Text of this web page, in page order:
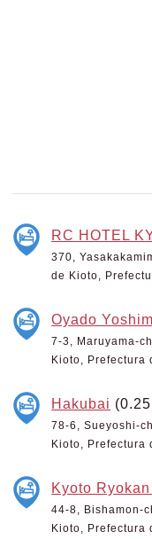
RC HOTEL
370,
de Kioto,
Oyado
7-3, Maruyama-
Kioto, Prefectura
Hakubai
78-6, Sueyoshi-
Kioto, Prefectura
Kyoto
44-8, Bishamon-
Kioto, Prefectura